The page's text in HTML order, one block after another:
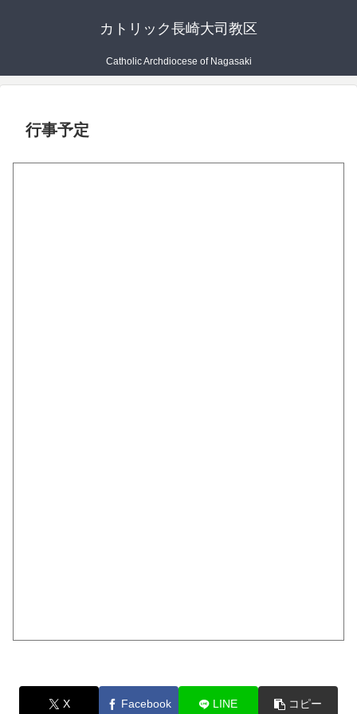
カトリック長崎大司教区
Catholic Archdiocese of Nagasaki
行事予定
X Facebook LINE コピー